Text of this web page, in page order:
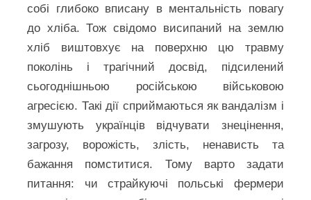
собі глибоко вписану в ментальність повагу
до хліба. Тож свідомо висипаний на землю
хліб виштовхує на поверхню цю травму
поколінь і трагічний досвід, підсилений
сьогоднішньою російською військовою
агресією. Такі дії сприймаються як вандалізм і
змушують українців відчувати знецінення,
загрозу, ворожість, злість, ненависть та
бажання помститися. Тому варто задати
питання: чи страйкуючі польські фермери